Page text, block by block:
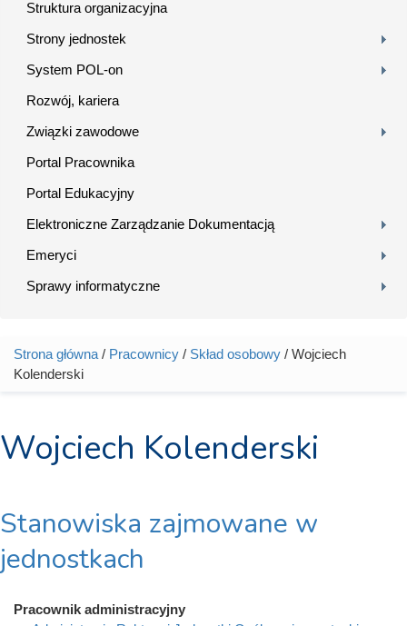
Struktura organizacyjna
Strony jednostek
System POL-on
Rozwój, kariera
Związki zawodowe
Portal Pracownika
Portal Edukacyjny
Elektroniczne Zarządzanie Dokumentacją
Emeryci
Sprawy informatyczne
Jesteś tutaj
Strona główna / Pracownicy / Skład osobowy / Wojciech
Kolenderski
Wojciech Kolenderski
Stanowiska zajmowane w
jednostkach
Pracownik administracyjny